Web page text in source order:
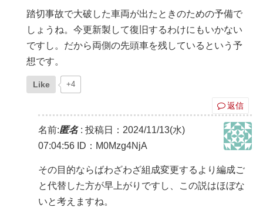
踏切事故で大破した車両が出たときのための予備で
しょうね。今更新製して復旧するわけにもいかない
ですし。だから両側の先頭車を残しているという予
想です。
Like +4
返信
名前:匿名: 投稿日：2024/11/13(水)
07:04:56 ID：M0Mzg4NjA
その目的ならばわざわざ組成変更するより編成ご
と代替した方が早上がりですし、この説はほぼな
いと考えますね。